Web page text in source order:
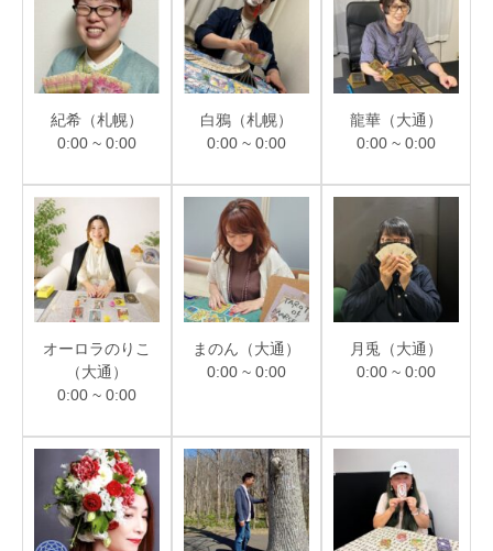
紀希（札幌）
0:00 ~ 0:00
白鴉（札幌）
0:00 ~ 0:00
龍華（大通）
0:00 ~ 0:00
オーロラのりこ
（大通）
0:00 ~ 0:00
まのん（大通）
0:00 ~ 0:00
月兎（大通）
0:00 ~ 0:00